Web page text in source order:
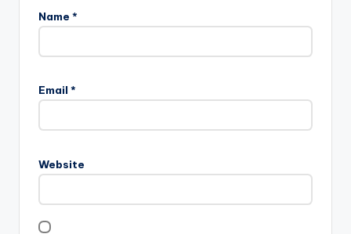
Name *
Email *
Website